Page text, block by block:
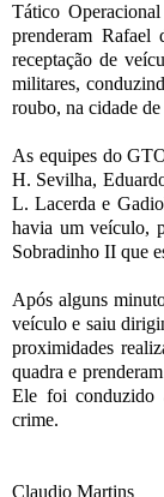
Tático
prenderam
receptação de
militares,
roubo, na cidade
As equipes do
H. Sevilha,
L. Lacerda e
havia um veículo,
Sobradinho II que
Após alguns
veículo e saiu
proximidades
quadra e
Ele foi conduzido
crime.
Claudio Martins